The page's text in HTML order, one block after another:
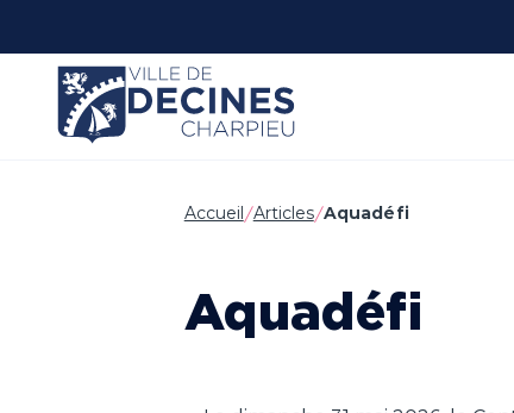
Accueil Articles Aquadéfi
Aquadéfi